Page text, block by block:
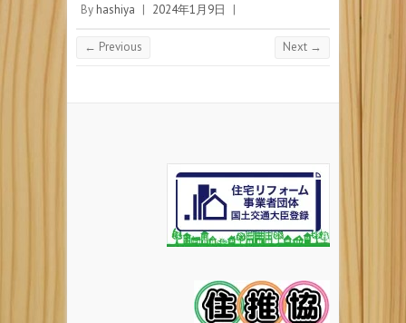
By hashiya | 2024年1月9日 |
← Previous Next →